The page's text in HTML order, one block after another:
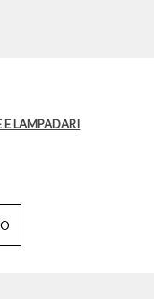
E LAMPADARI